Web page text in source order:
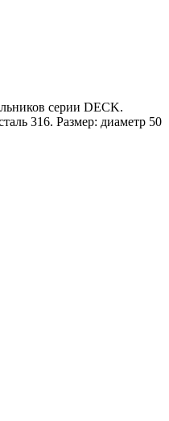
серии DECK.
316. Размер: диаметр 50